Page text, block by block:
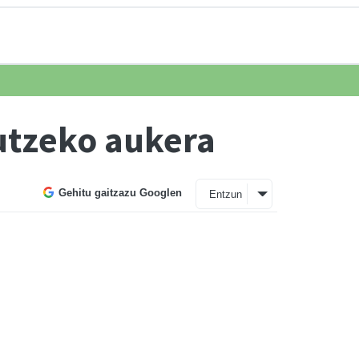
aukera
Gehitu gaitzazu Googlen Entzun